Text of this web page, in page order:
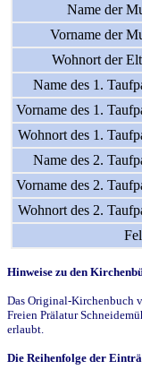
Name der
Vorname der
Wohnort der
Name des 1.
Vorname des 1.
Wohnort des 1.
Name des 2.
Vorname des 2.
Wohnort des 2.
Hinweise zu den
Das Original-Kirchenbuch
Freien Prälatur
erlaubt.
Die Reihenfolge der